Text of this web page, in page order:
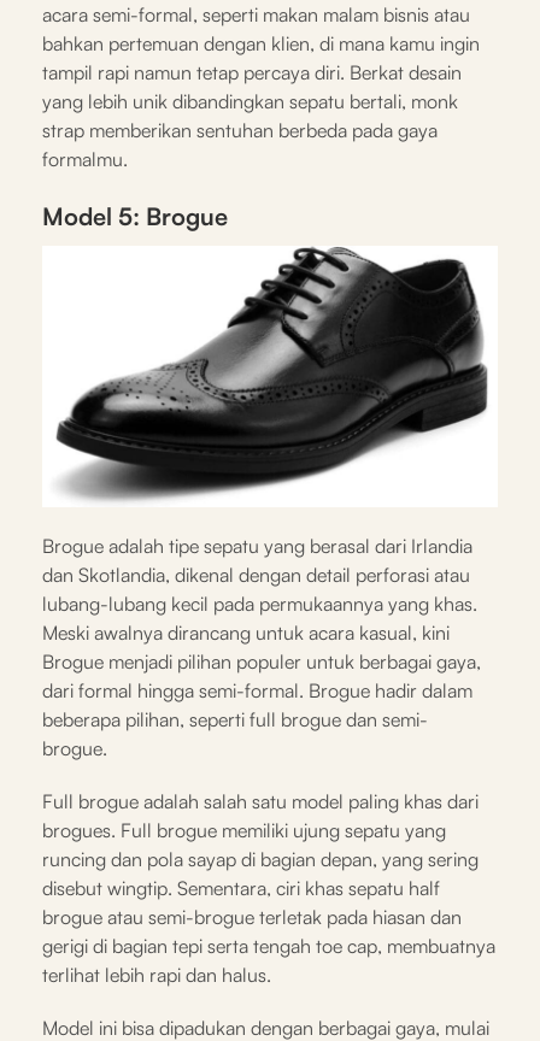
acara semi-formal, seperti makan malam bisnis atau
bahkan pertemuan dengan klien, di mana kamu ingin
tampil rapi namun tetap percaya diri. Berkat desain
yang lebih unik dibandingkan sepatu bertali, monk
strap memberikan sentuhan berbeda pada gaya
formalmu.
Model 5: Brogue
Brogue adalah tipe sepatu yang berasal dari Irlandia
dan Skotlandia, dikenal dengan detail perforasi atau
lubang-lubang kecil pada permukaannya yang khas.
Meski awalnya dirancang untuk acara kasual, kini
Brogue menjadi pilihan populer untuk berbagai gaya,
dari formal hingga semi-formal. Brogue hadir dalam
beberapa pilihan, seperti full brogue dan semi-
brogue.
Full brogue adalah salah satu model paling khas dari
brogues. Full brogue memiliki ujung sepatu yang
runcing dan pola sayap di bagian depan, yang sering
disebut wingtip. Sementara, ciri khas sepatu half
brogue atau semi-brogue terletak pada hiasan dan
gerigi di bagian tepi serta tengah toe cap, membuatnya
terlihat lebih rapi dan halus.
Model ini bisa dipadukan dengan berbagai gaya, mulai